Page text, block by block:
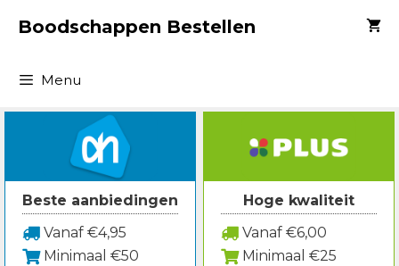
naarBoodschappen Bestellen
Menu
Beste aanbiedingen
Vanaf €4,95
Minimaal €50
Hoge kwaliteit
Vanaf €6,00
Minimaal €25